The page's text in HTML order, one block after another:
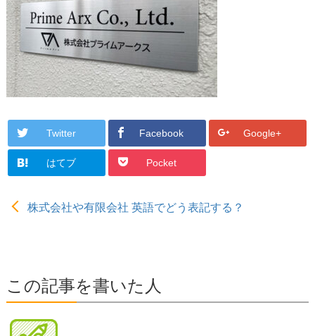
Twitter Facebook Google+
はてブ Pocket
株式会社や有限会社 英語でどう表記する？
この記事を書いた人